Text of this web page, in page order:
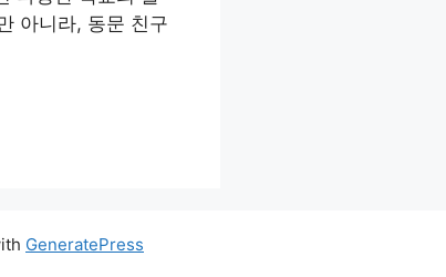
아니라, 동문 친구
GeneratePress